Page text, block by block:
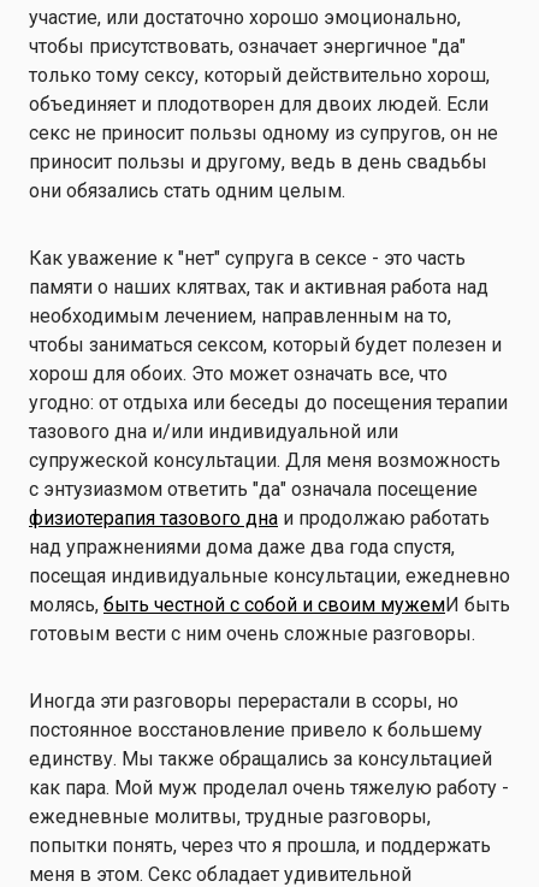
участие, или достаточно хорошо эмоционально,
чтобы присутствовать, означает энергичное "да"
только тому сексу, который действительно хорош,
объединяет и плодотворен для двоих людей. Если
секс не приносит пользы одному из супругов, он не
приносит пользы и другому, ведь в день свадьбы
они обязались стать одним целым.
Как уважение к "нет" супруга в сексе - это часть
памяти о наших клятвах, так и активная работа над
необходимым лечением, направленным на то,
чтобы заниматься сексом, который будет полезен и
хорош для обоих. Это может означать все, что
угодно: от отдыха или беседы до посещения терапии
тазового дна и/или индивидуальной или
супружеской консультации. Для меня возможность
с энтузиазмом ответить "да" означала посещение
физиотерапия тазового дна и продолжаю работать
над упражнениями дома даже два года спустя,
посещая индивидуальные консультации, ежедневно
молясь, быть честной с собой и своим мужемИ быть
готовым вести с ним очень сложные разговоры.
Иногда эти разговоры перерастали в ссоры, но
постоянное восстановление привело к большему
единству. Мы также обращались за консультацией
как пара. Мой муж проделал очень тяжелую работу -
ежедневные молитвы, трудные разговоры,
попытки понять, через что я прошла, и поддержать
меня в этом. Секс обладает удивительной